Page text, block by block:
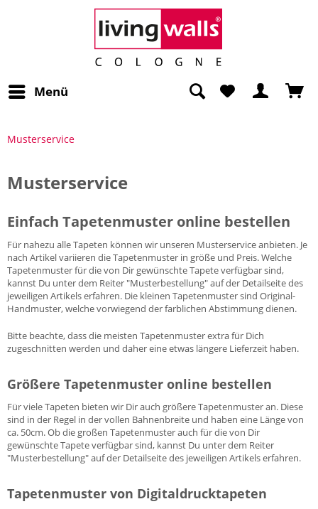
Menü
Musterservice
Musterservice
Einfach Tapetenmuster online bestellen
Für nahezu alle Tapeten können wir unseren Musterservice anbieten. Je
nach Artikel variieren die Tapetenmuster in größe und Preis. Welche
Tapetenmuster für die von Dir gewünschte Tapete verfügbar sind,
kannst Du unter dem Reiter "Musterbestellung" auf der Detailseite des
jeweiligen Artikels erfahren. Die kleinen Tapetenmuster sind Original-
Handmuster, welche vorwiegend der farblichen Abstimmung dienen.
Bitte beachte, dass die meisten Tapetenmuster extra für Dich
zugeschnitten werden und daher eine etwas längere Lieferzeit haben.
Größere Tapetenmuster online bestellen
Für viele Tapeten bieten wir Dir auch größere Tapetenmuster an. Diese
sind in der Regel in der vollen Bahnenbreite und haben eine Länge von
ca. 50cm. Ob die großen Tapetenmuster auch für die von Dir
gewünschte Tapete verfügbar sind, kannst Du unter dem Reiter
"Musterbestellung" auf der Detailseite des jeweiligen Artikels erfahren.
Tapetenmuster von Digitaldrucktapeten